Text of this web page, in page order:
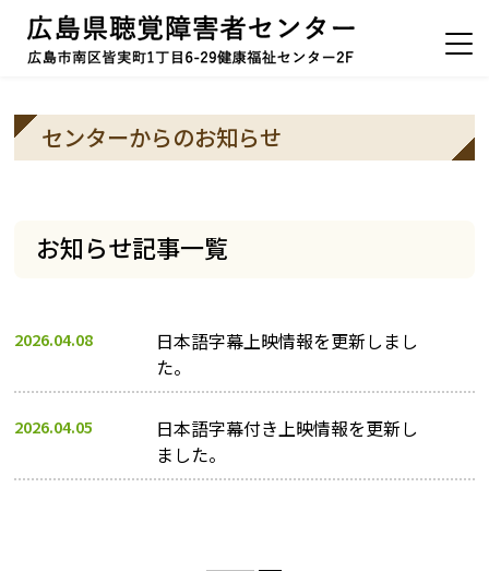
センターからのお知らせ
お知らせ記事一覧
2026.04.08
日本語字幕上映情報を更新しまし
た。
2026.04.05
日本語字幕付き上映情報を更新し
ました。